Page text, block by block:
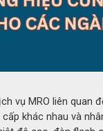
độ rất cao.
sẽ tăng đáng
sản xuất từ vật
đảm bảo sự
vụ MRO liên quan
khác nhau và